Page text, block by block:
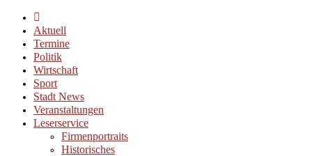
Aktuell
Termine
Politik
Wirtschaft
Sport
Stadt News
Veranstaltungen
Leserservice
Firmenportraits
Historisches